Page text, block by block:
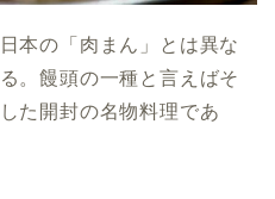
本の「肉まん」とは異な
。饅頭の一種と言えばそ
た開封の名物料理であ